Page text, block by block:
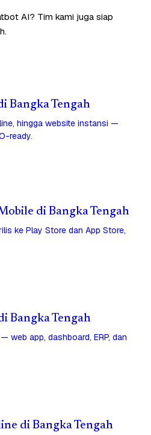
AI? Tim kami juga siap
Bangka Tengah
hingga website instansi —
ready.
di Bangka Tengah
ke Play Store dan App Store,
Bangka Tengah
web app, dashboard, ERP, dan
di Bangka Tengah